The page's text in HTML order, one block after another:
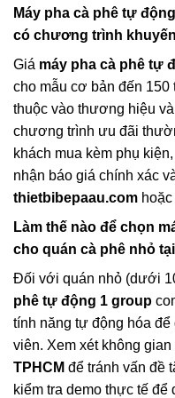
Máy pha cà phê tự
có chương trình
Giá máy pha cà phê tự
cho mẫu cơ bản đến 150
thuộc vào thương hiệu
chương trình ưu đãi
khách mua kèm phụ
nhận báo giá chính xác
thietbibepaau.com
Làm thế nào để chọn
cho quán cà phê nhỏ
Đối với quán nhỏ (dưới
phê tự động 1 group
tính năng tự động hóa
viên. Xem xét không
TPHCM để tránh vấn đề
kiểm tra demo thực tế để